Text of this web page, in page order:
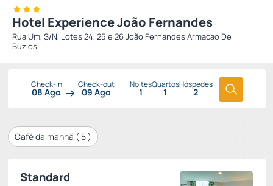
Hotel Experience João Fernandes
Rua Um, S/N, Lotes 24, 25 e 26 João Fernandes Armacao De
Buzios
Check-in
08 Ago
Check-out
09 Ago
Noites
1
Quartos
1
Hóspedes
2
Café da manhã ( 5)
Standard